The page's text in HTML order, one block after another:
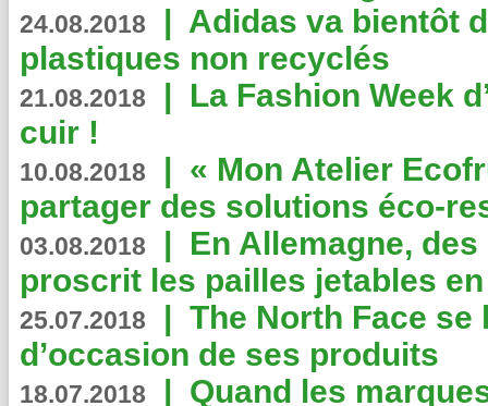
24.08.2018 | Adidas va bientôt
plastiques non recyclés
21.08.2018 | La Fashion Week
cuir !
10.08.2018 | « Mon Atelier
partager des solutions éco-
03.08.2018 | En Allemagne,
proscrit les pailles jetables
25.07.2018 | The North Face se
d’occasion de ses produits
18.07.2018 | Quand les